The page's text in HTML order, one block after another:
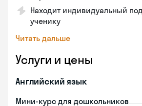
Находит индивидуальный
ученику
Читать дальше
Услуги и цены
Английский язык
Мини-курс для дошкольников